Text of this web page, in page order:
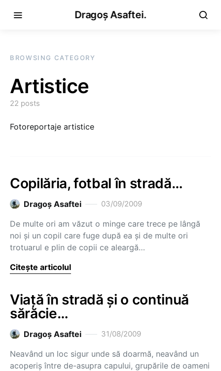
Dragoș Asaftei.
BROWSING CATEGORY
Artistice
22 posts
Fotoreportaje artistice
Copilăria, fotbal în stradă…
Dragoş Asaftei 03/09/2009
De multe ori am văzut o minge care trece pe lângă
noi şi un copil care fuge după ea şi de multe ori
trotuarul e plin de copii ce aleargă…
Citește articolul
Viaţă în stradă şi o continuă
sărăcie…
Dragoş Asaftei 31/08/2009
Neavând un loc sigur unde să doarmă, neavând un
acoperiş între de-asupra capului, grupările de oameni